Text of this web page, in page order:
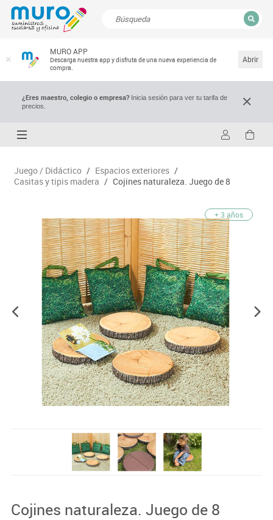
MURO APP
Descarga nuestra app y disfruta de una nueva experiencia de
compra.
Abrir
¿Eres maestro, colegio o empresa?Inicia sesión para ver tu tarifa de
precios.
Juego / Didáctico / Espacios exteriores /
Casitas y tipis madera / Cojines naturaleza. Juego de 8
+ 3 años
Cojines naturaleza. Juego de 8